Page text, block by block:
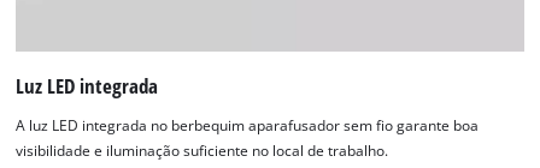
owner
to
setup
the
Luz LED integrada
A luz LED integrada no berbequim aparafusador sem fio garante boa
visibilidade e iluminação suficiente no local de trabalho.